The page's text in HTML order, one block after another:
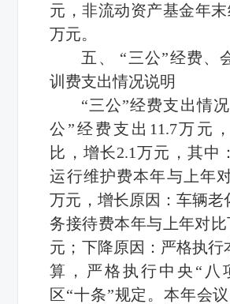
元，非流动资产基金年末
万元。
五、 “三公”经费、
训费支出情况说明
“三公”经费支出情
公”经费支出11.7万元
比，增长2.1万元，其中
运行维护费本年与上年
万元，增长原因：车辆老
务接待费本年与上年对比
元；下降原因：严格执行
算，严格执行中央“八
区“十条”规定。本年会